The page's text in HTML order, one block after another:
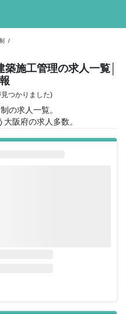
/
築施工管理の求人一覧
つかりました)
の求人一覧。
阪府の求人多数。